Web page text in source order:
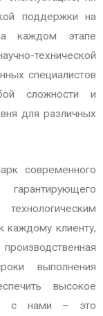
поддержки на
каждом этапе
технической
специалистов
сложности и
для различных
современного
каждому клиенту,
выполнения
высокое
с нами – это